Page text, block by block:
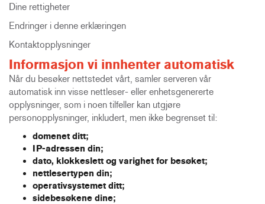
Dine rettigheter
Endringer i denne erklæringen
Kontaktopplysninger
Informasjon vi innhenter automatisk
Når du besøker nettstedet vårt, samler serveren vår
automatisk inn visse nettleser- eller enhetsgenererte
opplysninger, som i noen tilfeller kan utgjøre
personopplysninger, inkludert, men ikke begrenset til:
domenet ditt;
IP-adressen din;
dato, klokkeslett og varighet for besøket;
nettlesertypen din;
operativsystemet ditt;
sidebesøkene dine;